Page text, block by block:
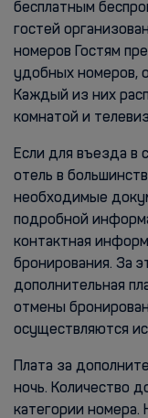
бесплатным
гостей
номеров Гостям
удобных номеров,
Каждый из них
комнатой и
Если для въезда в
отель в
необходимые
подробной
контактная
бронирования. За
дополнительная
отмены
осуществляются
Плата за
ночь. Количество
категории номера.